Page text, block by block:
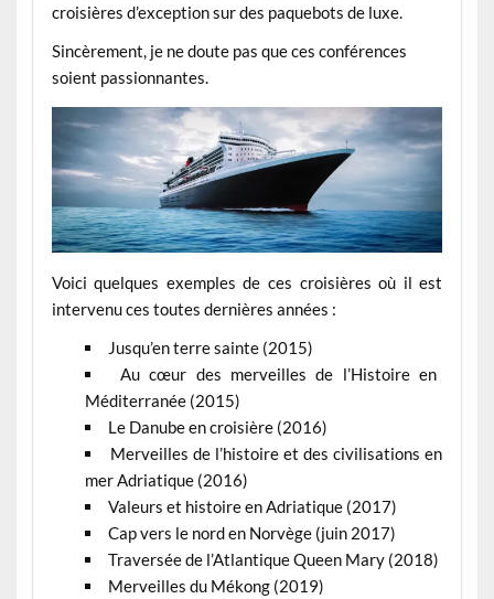
croisières d’exception sur des paquebots de luxe.
Sincèrement, je ne doute pas que ces conférences
soient passionnantes.
Voici quelques exemples de ces croisières où il est
intervenu ces toutes dernières années :
Jusqu’en terre sainte (2015)
Au cœur des merveilles de l’Histoire en
Méditerranée (2015)
Le Danube en croisière (2016)
Merveilles de l’histoire et des civilisations en
mer Adriatique (2016)
Valeurs et histoire en Adriatique (2017)
Cap vers le nord en Norvège (juin 2017)
Traversée de l’Atlantique Queen Mary (2018)
Merveilles du Mékong (2019)